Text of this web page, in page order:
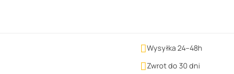
Wysyłka 24–48h
Zwrot do 30 dni